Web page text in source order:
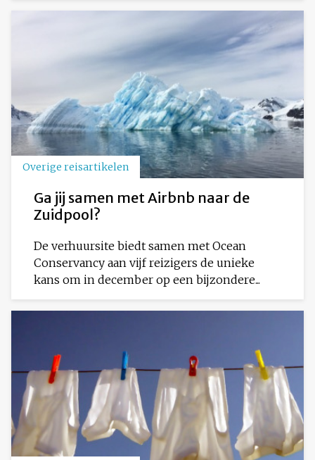
Overige reisartikelen
Ga jij samen met Airbnb naar de
Zuidpool?
De verhuursite biedt samen met Ocean
Conservancy aan vijf reizigers de unieke
kans om in december op een bijzondere...